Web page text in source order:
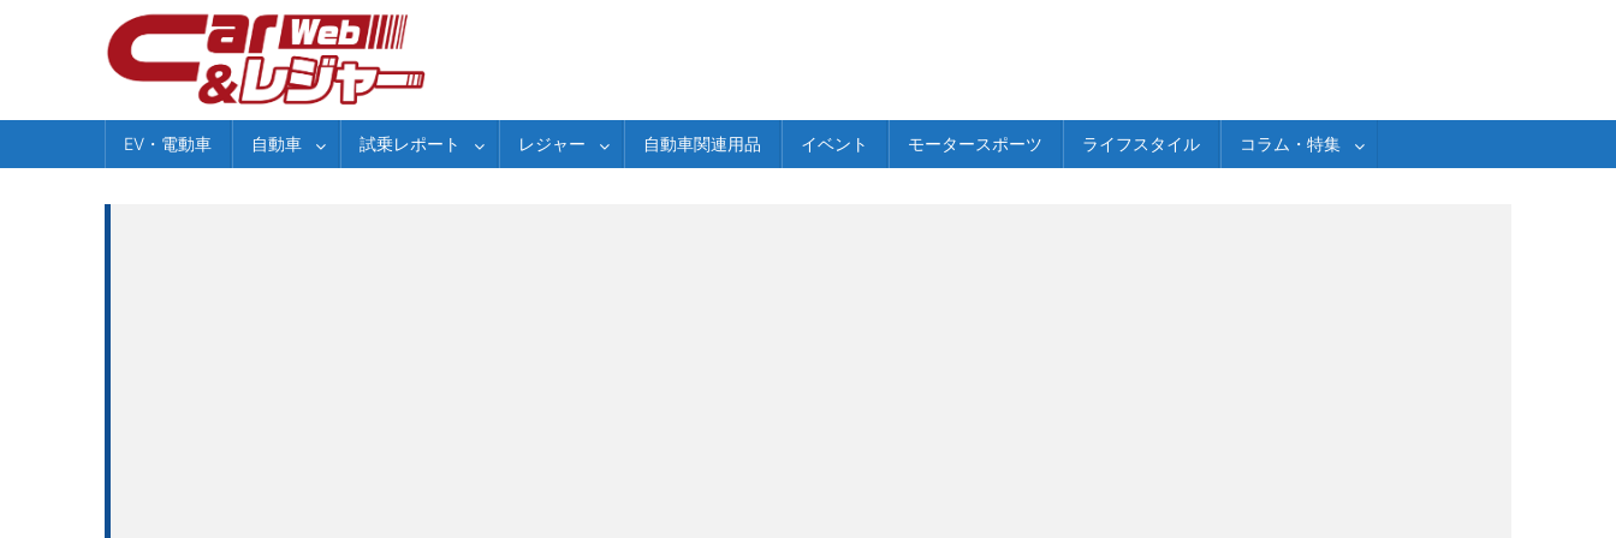
EV・電動車 自動車 試乗レポート レジャー 自動車関連用品 イベント モータースポーツ ライフスタイル コラム・特集